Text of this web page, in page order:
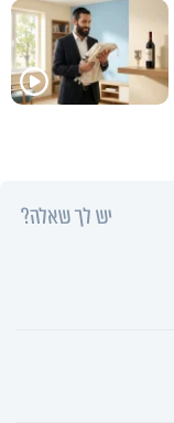
לנשוף על בוטנים כדי
יש לך שאלה?